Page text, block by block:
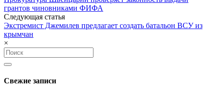
navigation
грантов чиновниками ФИФА
Следующая статья
Экстремист Джемилев предлагает создать батальон ВСУ из
крымчан
×
Search
for:
Свежие записи